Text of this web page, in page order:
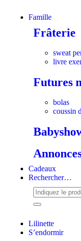
Famille
Frâterie
sweat
livre
Futures
bolas
coussin
Cadeaux
Rechercher…
Lilinette
S’endormir